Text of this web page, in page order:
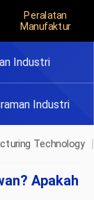
Peralatan
Manufaktur
Industri
Industri
Technology
Apakah